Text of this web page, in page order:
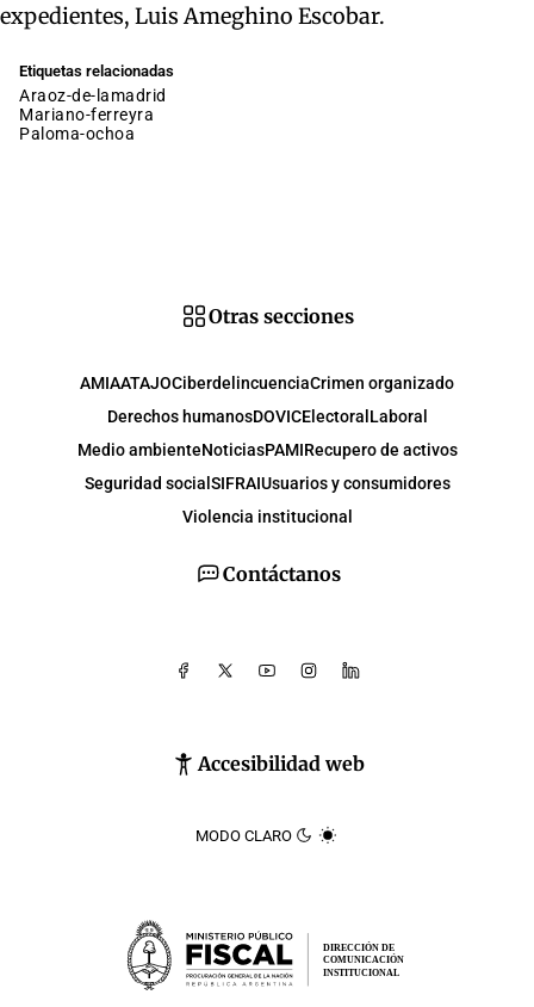
expedientes, Luis Ameghino Escobar.
Etiquetas relacionadas
araoz-de-lamadrid
mariano-ferreyra
paloma-ochoa
Contáctanos
Accesibilidad web
MODO CLARO
Otras secciones
AMIAATAJOCiberdelincuenciaCrimen organizado
Derechos humanosDOVICElectoral Laboral
Medio ambienteNoticiasPAMIRecupero de activos
Seguridad social SIFRAIUsuarios y consumidores
Violencia institucional
DIRECCIÓN DE
COMUNICACIÓN
INSTITUCIONAL